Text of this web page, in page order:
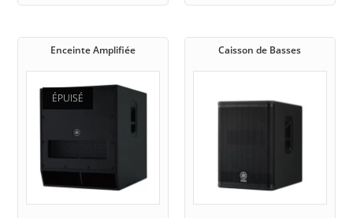
Enceinte Amplifiée
ÉPUISÉ
Caisson de Basses